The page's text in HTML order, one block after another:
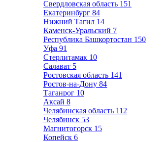
Свердловская область 151
Екатеринбург 84
Нижний Тагил 14
Каменск-Уральский 7
Республика Башкортостан 150
Уфа 91
Стерлитамак 10
Салават 5
Ростовская область 141
Ростов-на-Дону 84
Таганрог 10
Аксай 8
Челябинская область 112
Челябинск 53
Магнитогорск 15
Копейск 6